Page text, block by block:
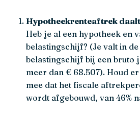
Hypotheekrenteaftrek
Heb je al een hypotheek en
belastingschijf? (Je valt in
belastingschijf bij een bruto
meer dan € 68.507). Houd
mee dat het fiscale
wordt afgebouwd, van 46%